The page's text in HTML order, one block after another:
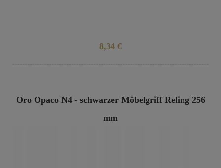
8,34 €
Oro Opaco N4 - schwarzer Möbelgriff Reling 256
mm